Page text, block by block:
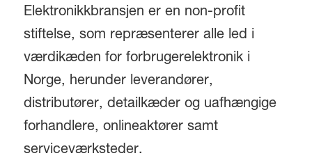
Elektronikkbransjen er en non-profit
stiftelse, som repræsenterer alle led i
værdikæden for forbrugerelektronik i
Norge, herunder leverandører,
distributører, detailkæder og uafhængige
forhandlere, onlineaktører samt
serviceværksteder.